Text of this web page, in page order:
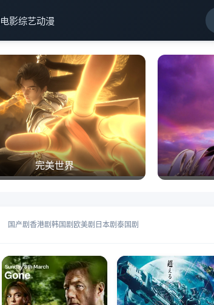
电影综艺动漫
完美世界
国产剧 香港剧 韩国剧 欧美剧 日本剧 泰国剧